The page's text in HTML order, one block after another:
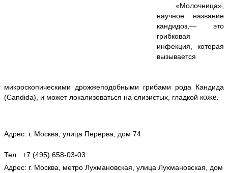
«Молочница»,
научное название
кандидоз, — это
грибковая
инфекция, которая
вызывается
микроскопическими дрожжеподобными грибами рода Кандида
(Candida), и может локализоваться на слизистых , гладкой коже.
Адрес: г. Москва, улица Перерва, дом 74
Тел.: +7 (495) 658-03-03
Адрес: г. Москва, метро Лухмановская , улица Лухмановская, дом